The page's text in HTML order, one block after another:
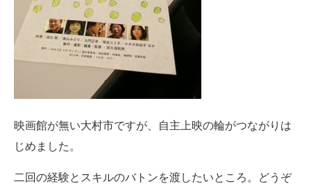
映画館が無い大村市ですが、自主上映の輪がつながりは
じめました。
二回の経験とスキルのバトンを渡したいところ。どうぞ